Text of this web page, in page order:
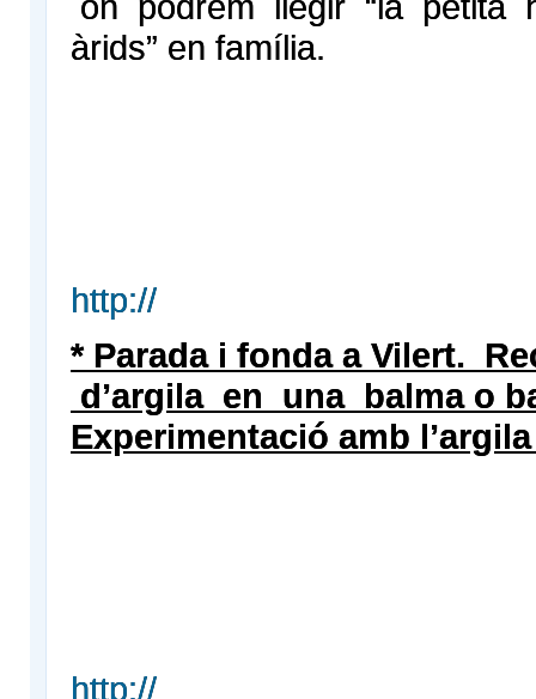
àrids” en família.
http://
* Parada i fonda a Vilert.
d’argila en una balma o
Experimentació amb
http://